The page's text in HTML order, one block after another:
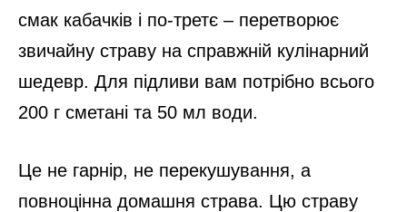
смак кабачків і по-третє – перетворює
звичайну страву на справжній кулінарний
шедевр. Для підливи вам потрібно всього
200 г сметані та 50 мл води.
Це не гарнір, не перекушування, а
повноцінна домашня страва. Цю страву